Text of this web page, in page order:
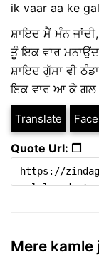
ik vaar aa ke
ਸ਼ਾਇਦ ਮੈਂ ਮੰਨ ਜਾਂਦੀ,
ਤੂੰ ਇਕ ਵਾਰ
ਸ਼ਾਇਦ ਗੁੱਸਾ ਵੀ
ਇਕ ਵਾਰ ਆ ਕੇ ਗਲ
Translate
Quote Url: ❐
Mere